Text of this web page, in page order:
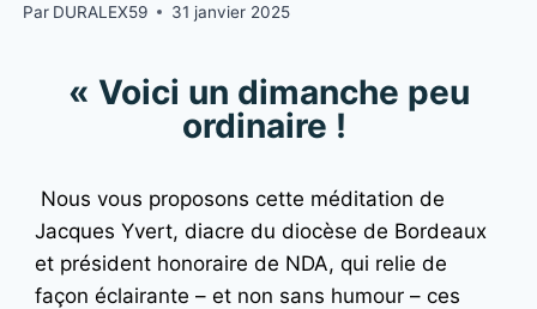
Par DURALEX59 31 janvier 2025
« Voici un dimanche peu
ordinaire !
Nous vous proposons cette méditation de
Jacques Yvert, diacre du diocèse de Bordeaux
et président honoraire de NDA, qui relie de
façon éclairante – et non sans humour – ces